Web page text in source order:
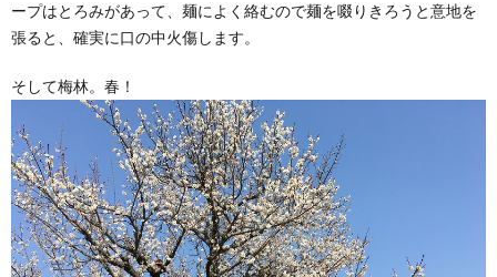
ープはとろみがあって、麺によく絡むので麺を啜りきろうと意地を
張ると、確実に口の中火傷します。
そして梅林。春！